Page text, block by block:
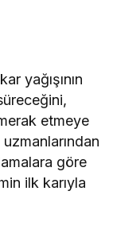
yağışının
etmeye
göre
ilk karıyla